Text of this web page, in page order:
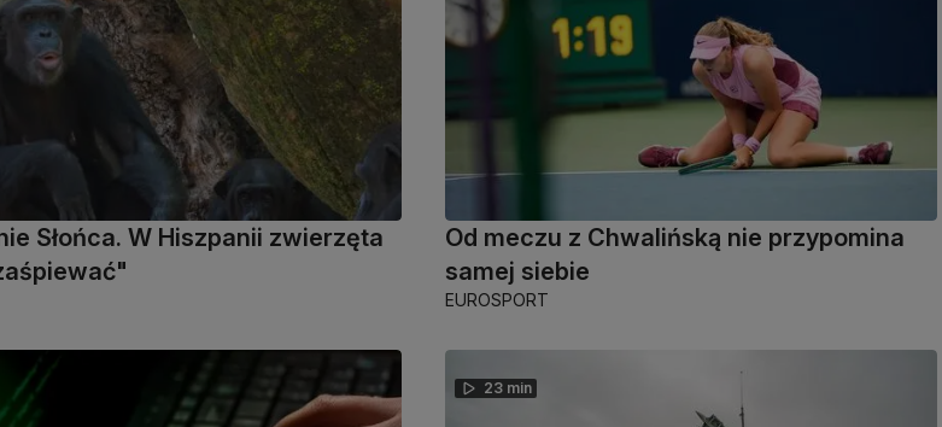
Słońca. W Hiszpanii zwierzęta
Od meczu z Chwalińską nie przypomina
samej siebie
EUROSPORT
23 min